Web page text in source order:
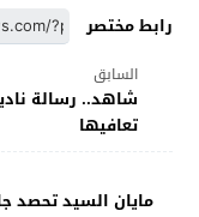
رابط مختصر
السابق
شاهد.. رسالة
تعافيها
مايان السيد تحصد